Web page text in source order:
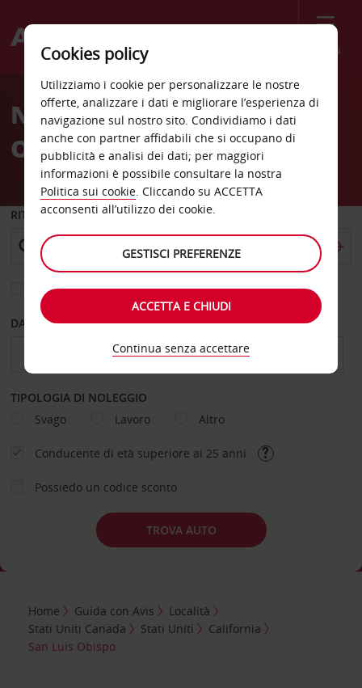
Menù
Welcome
AvisNoleggio auto San Luis
Obispo
RITIRO DA
Scegli una località di riconsegna diversa
DAL GIORNO AL GIORNO
TIPOLOGIA DI NOLEGGIO
Svago
Lavoro Altro
Conducente di età superiore ai 25 anni
Possiedo un codice sconto
TROVA AUTO
Home Guida con Avis
Località
Stati Uniti Canada
Stati Uniti
California
San Luis Obispo
Cookies policy
Utilizziamo i cookie per personalizzare le nostre
offerte, analizzare i dati e migliorare l’esperienza di
navigazione sul nostro sito. Condividiamo i dati
anche con partner affidabili che si occupano di
pubblicità e analisi dei dati; per maggiori
informazioni è possibile consultare la nostra
Politica sui cookie. Cliccando su ACCETTA
acconsenti all’utilizzo dei cookie.
GESTISCI PREFERENZE
ACCETTA E CHIUDI
Continua senza accettare